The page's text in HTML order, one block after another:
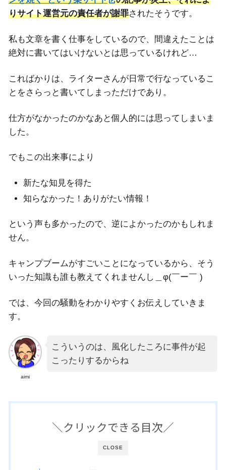
りサイト運営元の責任者が謝罪されたそうです。
私も文章を書く仕事をしているので、間違えたことは
絶対に書いてはいけないとは思っているけれど…
こればかりは、ライターさんが日常で行なっているこ
とをさらっと書いてしまっただけであり。
仕方がなかったのかなあと個人的には思ってしまいま
した。
でもこの出来事により
新たな知見を得た
知らなかった！ありがたい情報！
という声も多かったので、逆によかったのかもしれま
せん。
キャンプブームがすごいことになっているから、そう
いった知識も誰も教えてくれませんし＿φ(￣ー￣ )
では、今回の騒動をわかりやすくお伝えしていきま
す。
aimi
こういうのは、風化したころに事件が起
こったりするからね
CLOSE
＼クリックできる目次／